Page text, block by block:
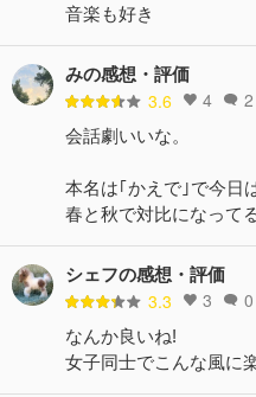
音楽も好き
みの感想・評価
3.6 4 2
会話劇いいな。
本名は｢かえで｣で今日
春と秋で対比になって
シェフの感想・評価
3.3 3 0
なんか良いね!
女子同士でこんな風に